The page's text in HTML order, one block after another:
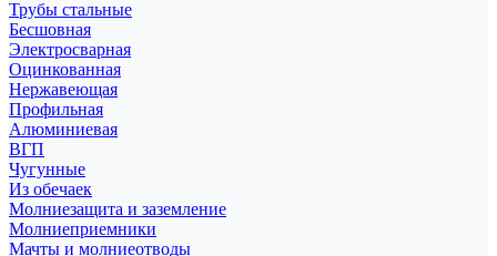
Трубы стальные
Бесшовная
Электросварная
Оцинкованная
Нержавеющая
Профильная
Алюминиевая
ВГП
Чугунные
Из обечаек
Молниезащита и заземление
Молниеприемники
Мачты и молниеотводы